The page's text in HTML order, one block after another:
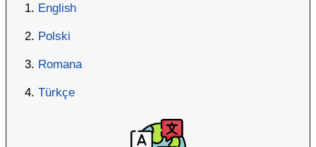
English
Polski
Romana
Türkçe